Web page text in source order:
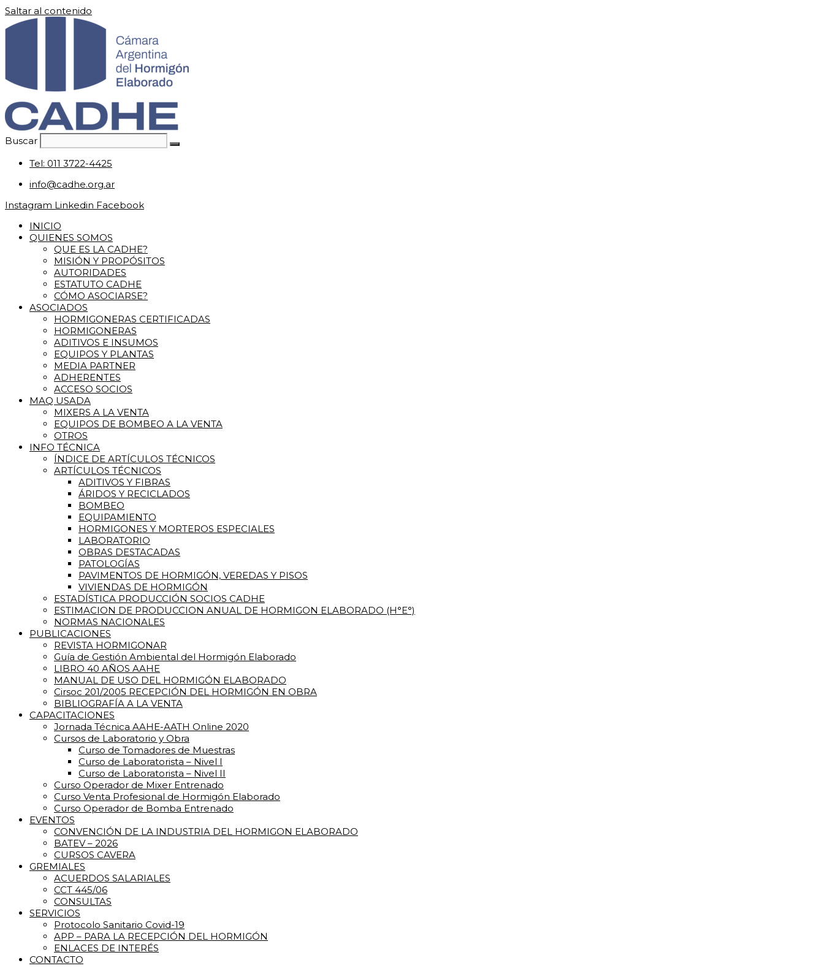
Saltar al contenido
Buscar
Tel: 011 3722-4425
info@cadhe.org.ar
Instagram Linkedin Facebook
INICIO
QUIENES SOMOS
QUE ES LA CADHE?
MISIÓN Y PROPÓSITOS
AUTORIDADES
ESTATUTO CADHE
CÓMO ASOCIARSE?
ASOCIADOS
HORMIGONERAS CERTIFICADAS
HORMIGONERAS
ADITIVOS E INSUMOS
EQUIPOS Y PLANTAS
MEDIA PARTNER
ADHERENTES
ACCESO SOCIOS
MAQ USADA
MIXERS A LA VENTA
EQUIPOS DE BOMBEO A LA VENTA
OTROS
INFO TÉCNICA
ÍNDICE DE ARTÍCULOS TÉCNICOS
ARTÍCULOS TÉCNICOS
ADITIVOS Y FIBRAS
ÁRIDOS Y RECICLADOS
BOMBEO
EQUIPAMIENTO
HORMIGONES Y MORTEROS ESPECIALES
LABORATORIO
OBRAS DESTACADAS
PATOLOGÍAS
PAVIMENTOS DE HORMIGÓN, VEREDAS Y PISOS
VIVIENDAS DE HORMIGÓN
ESTADÍSTICA PRODUCCIÓN SOCIOS CADHE
ESTIMACION DE PRODUCCION ANUAL DE HORMIGON ELABORADO (H°E°)
NORMAS NACIONALES
PUBLICACIONES
REVISTA HORMIGONAR
Guía de Gestión Ambiental del Hormigón Elaborado
LIBRO 40 AÑOS AAHE
MANUAL DE USO DEL HORMIGÓN ELABORADO
Cirsoc 201/2005 RECEPCIÓN DEL HORMIGÓN EN OBRA
BIBLIOGRAFÍA A LA VENTA
CAPACITACIONES
Jornada Técnica AAHE-AATH Online 2020
Cursos de Laboratorio y Obra
Curso de Tomadores de Muestras
Curso de Laboratorista – Nivel I
Curso de Laboratorista – Nivel II
Curso Operador de Mixer Entrenado
Curso Venta Profesional de Hormigón Elaborado
Curso Operador de Bomba Entrenado
EVENTOS
CONVENCIÓN DE LA INDUSTRIA DEL HORMIGON ELABORADO
BATEV – 2026
CURSOS CAVERA
GREMIALES
ACUERDOS SALARIALES
CCT 445/06
CONSULTAS
SERVICIOS
Protocolo Sanitario Covid-19
APP – PARA LA RECEPCIÓN DEL HORMIGÓN
ENLACES DE INTERÉS
CONTACTO